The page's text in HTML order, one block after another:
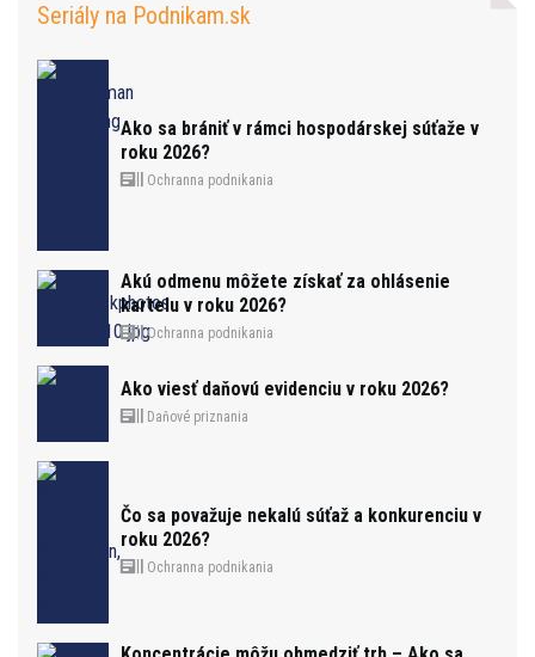
Seriály na Podnikam.sk
Ako sa brániť v rámci hospodárskej súťaže v
roku 2026?
Ochranna podnikania
Akú odmenu môžete získať za ohlásenie
kartelu v roku 2026?
Ochranna podnikania
Ako viesť daňovú evidenciu v roku 2026?
Daňové priznania
Čo sa považuje nekalú súťaž a konkurenciu v
roku 2026?
Ochranna podnikania